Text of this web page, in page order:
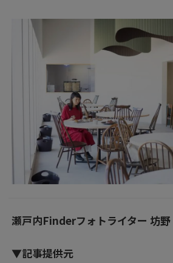
瀬戸内Finderフォトライター 坊
▼記事提供元